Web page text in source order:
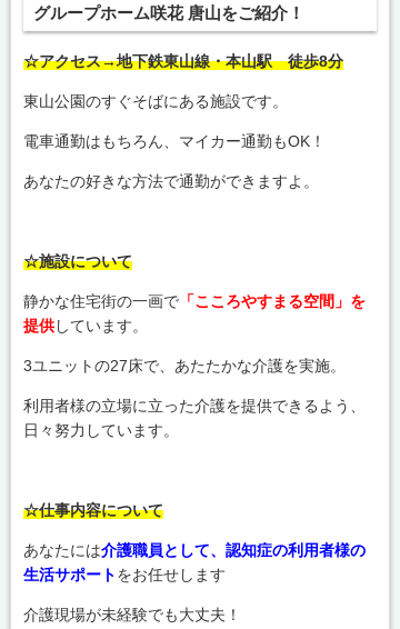
グループホーム咲花 唐山をご紹介！
☆アクセス→地下鉄東山線・本山駅 徒歩8分
東山公園のすぐそばにある施設です。
電車通勤はもちろん、マイカー通勤もOK！
あなたの好きな方法で通勤ができますよ。
☆施設について
静かな住宅街の一画で 「こころやすまる空間」を
提供しています。
3ユニットの27床で、あたたかな介護を実施。
利用者様の立場に立った介護を提供できるよう、
日々努力しています。
☆仕事内容について
あなたには介護職員として、認知症の利用者様の
生活サポートをお任せします
介護現場が未経験でも大丈夫！